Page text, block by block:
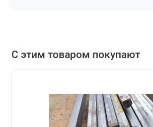
С этим товаром покупают